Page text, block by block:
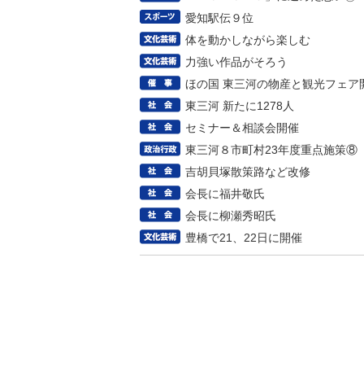
愛知駅伝９位
体を動かしながら楽しむ
力強い作品がそろう
ほの国 東三河の物産と観光フェア
東三河 新たに1278人
セミナー＆相談会開催
東三河８市町村23年度重点施策⑧
吉胡貝塚散策路など改修
会長に福井敬氏
会長に柳瀬秀昭氏
豊橋で21、22日に開催